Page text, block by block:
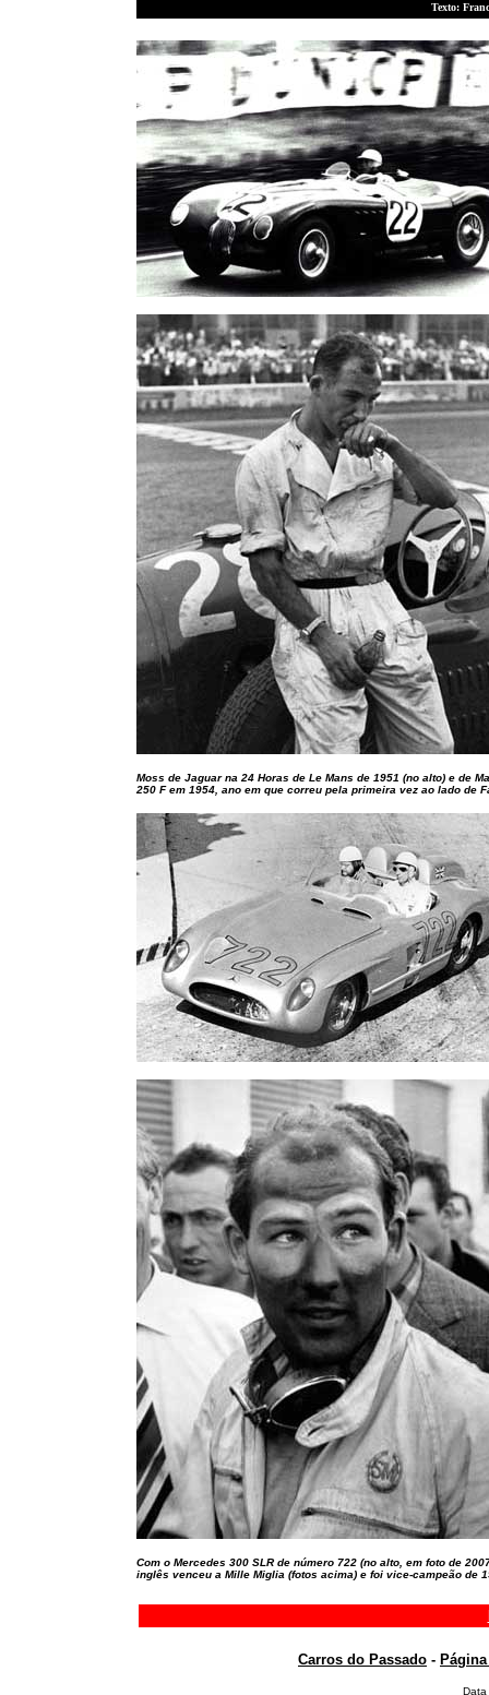
Texto:
Moss de Jaguar na 24 Horas de Le Mans de 1951 (no alto) e de
250 F em 1954, ano em que correu pela primeira vez ao lado de
Com o Mercedes 300 SLR de número 722 (no alto, em foto de
inglês venceu a Mille Miglia (fotos acima) e foi vice-campeão de
Carros do Passado -